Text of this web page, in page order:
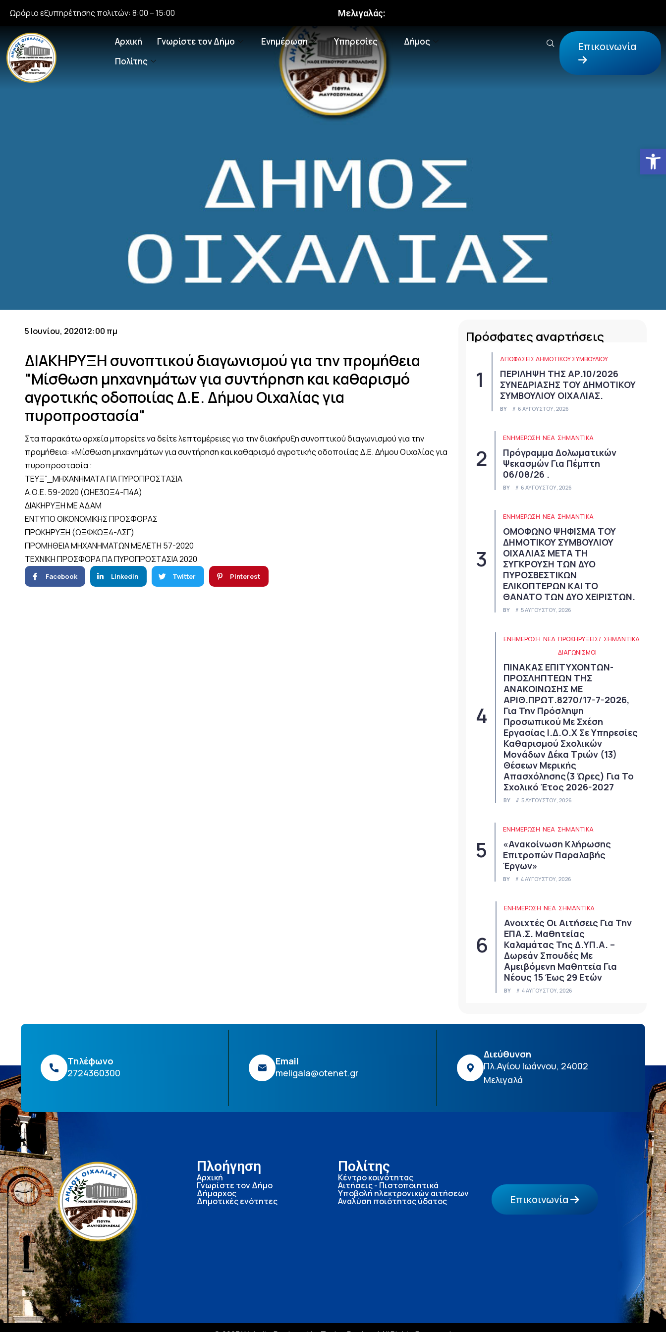
Ωράριο εξυπηρέτησης πολιτών: 8:00 – 15:00 Μελιγαλάς:
Αρχική Γνωρίστε τον Δήμο Ενημέρωση Υπηρεσίες
Δήμος
Πολίτης
Επικοινωνία
5 Ιουνίου, 202012:00 πμ
ΔΙΑΚΗΡΥΞΗ συνοπτικού διαγωνισμού για την προμήθεια
"Μίσθωση μηχανημάτων για συντήρηση και καθαρισμό
αγροτικής οδοποιίας Δ.Ε. Δήμου Οιχαλίας για
πυροπροστασία"
Στα παρακάτω αρχεία μπορείτε να δείτε λεπτομέρειες για την διακήρυξη συνοπτικού διαγωνισμού για την
προμήθεια: «Μίσθωση μηχανημάτων για συντήρηση και καθαρισμό αγροτικής οδοποιίας Δ.Ε. Δήμου Οιχαλίας για
πυροπροστασία :
TEYΞ”_MHXANHMATA ΓΙΑ ΠΥΡΟΠΡΟΣΤΑΣΙΑ
Α.Ο.Ε. 59-2020 (ΩΗΕ3ΩΞ4-Π4Α)
ΔΙΑΚΗΡΥΞΗ ΜΕ ΑΔΑΜ
ΕΝΤΥΠΟ ΟΙΚΟΝΟΜΙΚΗΣ ΠΡΟΣΦΟΡΑΣ
ΠΡΟΚΗΡΥΞΗ (ΩΞΦΚΩΞ4-ΛΣΓ)
ΠΡΟΜΗΘΕΙΑ ΜΗΧΑΝΗΜΑΤΩΝ ΜΕΛΕΤΗ 57-2020
ΤΕΧΝΙΚΗ ΠΡΟΣΦΟΡΑ ΓΙΑ ΠΥΡΟΠΡΟΣΤΑΣΙΑ 2020
Facebook Linkedin Twitter Pinterest
Πρόσφατες αναρτήσεις
ΑΠΟΦΆΣΕΙΣ ΔΗΜΟΤΙΚΟΎ ΣΥΜΒΟΥΛΊΟΥ
ΠΕΡΙΛΗΨΗ ΤΗΣ ΑΡ.10/2026
ΣΥΝΕΔΡΙΑΣΗΣ ΤΟΥ ΔΗΜΟΤΙΚΟΥ
ΣΥΜΒΟΥΛΙΟΥ ΟΙΧΑΛΙΑΣ.
BY 6 ΑΥΓΟΎΣΤΟΥ, 2026
ΕΝΗΜΕΡΩΣΗ ΝΈΑ ΣΗΜΑΝΤΙΚΆ
Πρόγραμμα Δολωματικών
Ψεκασμών Για Πέμπτη
06/08/26 .
BY 6 ΑΥΓΟΎΣΤΟΥ, 2026
ΕΝΗΜΕΡΩΣΗ ΝΈΑ ΣΗΜΑΝΤΙΚΆ
ΟΜΟΦΩΝΟ ΨΗΦΙΣΜΑ ΤΟΥ
ΔΗΜΟΤΙΚΟΥ ΣΥΜΒΟΥΛΙΟΥ
ΟΙΧΑΛΙΑΣ ΜΕΤΑ ΤΗ
ΣΥΓΚΡΟΥΣΗ ΤΩΝ ΔΥΟ
ΠΥΡΟΣΒΕΣΤΙΚΩΝ
ΕΛΙΚΟΠΤΕΡΩΝ ΚΑΙ ΤΟ
ΘΑΝΑΤΟ ΤΩΝ ΔΥΟ ΧΕΙΡΙΣΤΩΝ.
BY 5 ΑΥΓΟΎΣΤΟΥ, 2026
ΕΝΗΜΕΡΩΣΗ ΝΈΑ ΠΡΟΚΗΡΎΞΕΙΣ/
ΔΙΑΓΩΝΙΣΜΟΊ
ΣΗΜΑΝΤΙΚΆ
ΠΙΝΑΚΑΣ ΕΠΙΤΥΧΟΝΤΩΝ-
ΠΡΟΣΛΗΠΤΕΩΝ ΤΗΣ
ΑΝΑΚΟΙΝΩΣΗΣ ΜΕ
ΑΡΙΘ.ΠΡΩΤ.8270/17-7-2026,
Για Την Πρόσληψη
Προσωπικού Με Σχέση
Εργασίας Ι.Δ.Ο.Χ Σε Υπηρεσίες
Καθαρισμού Σχολικών
Μονάδων Δέκα Τριών (13)
Θέσεων Μερικής
Απασχόλησης(3 Ώρες) Για Το
Σχολικό Έτος 2026-2027
BY 5 ΑΥΓΟΎΣΤΟΥ, 2026
ΕΝΗΜΕΡΩΣΗ ΝΈΑ ΣΗΜΑΝΤΙΚΆ
«Ανακοίνωση Κλήρωσης
Επιτροπών Παραλαβής
Έργων»
BY 4 ΑΥΓΟΎΣΤΟΥ, 2026
ΕΝΗΜΕΡΩΣΗ ΝΈΑ ΣΗΜΑΝΤΙΚΆ
Ανοιχτές Οι Αιτήσεις Για Την
ΕΠΑ.Σ. Μαθητείας
Καλαμάτας Της Δ.ΥΠ.Α. –
Δωρεάν Σπουδές Με
Αμειβόμενη Μαθητεία Για
Νέους 15 Έως 29 Ετών
BY 4 ΑΥΓΟΎΣΤΟΥ, 2026
Τηλέφωνο
2724360300
Email
meligala@otenet.gr
Διεύθυνση
Πλ.Αγίου Ιωάννου, 24002
Μελιγαλά
Πλοήγηση
Αρχική
Γνωρίστε τον Δήμο
Δήμαρχος
Δημοτικές ενότητες
Πολίτης
Κέντρο κοινότητας
Αιτήσεις - Πιστοποιητικά
Υποβολή ηλεκτρονικών αιτήσεων
Αναλύση ποιότητας ύδατος Επικοινωνία